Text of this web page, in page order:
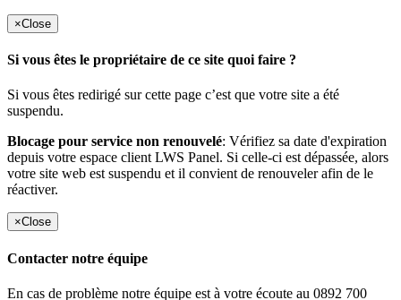
×Close
Si vous êtes le propriétaire de ce site quoi faire ?
Si vous êtes redirigé sur cette page c’est que votre site a été
suspendu.
Blocage pour service non renouvelé: Vérifiez sa date d'expiration
depuis votre espace client LWS Panel. Si celle-ci est dépassée, alors
votre site web est suspendu et il convient de renouveler afin de le
réactiver.
×Close
Contacter notre équipe
En cas de problème notre équipe est à votre écoute au 0892 700